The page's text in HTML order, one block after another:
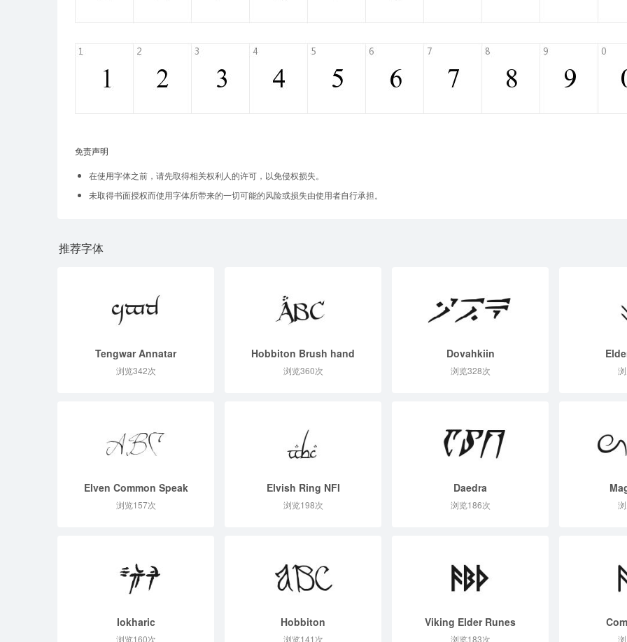
免责声明
在使用字体之前，请先取得相关权利人的许可，以免侵权损失。
未取得书面授权而使用字体所带来的一切可能的风险或损失由使用者自行承担。
推荐字体
Tengwar Annatar
浏览342次
Hobbiton Brush hand
浏览360次
Dovahkiin
浏览328次
Elven Common Speak
浏览157次
Elvish Ring NFI
浏览198次
Daedra
浏览186次
Iokharic
浏览160次
Hobbiton
浏览141次
Viking Elder Runes
浏览183次